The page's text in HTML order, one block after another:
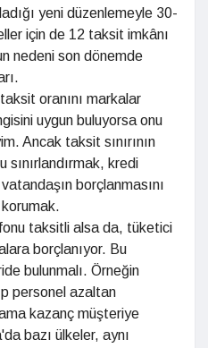
yeni düzenlemeyle 30-
için de 12 taksit imkânı
nedeni son dönemde
oranını markalar
uygun buluyorsa onu
Ancak taksit sınırının
sınırlandırmak, kredi
borçlanmasını
taksitli alsa da, tüketici
borçlanıyor. Bu
bulunmalı. Örneğin
personel azaltan
kazanç müşteriye
bazı ülkeler, aynı